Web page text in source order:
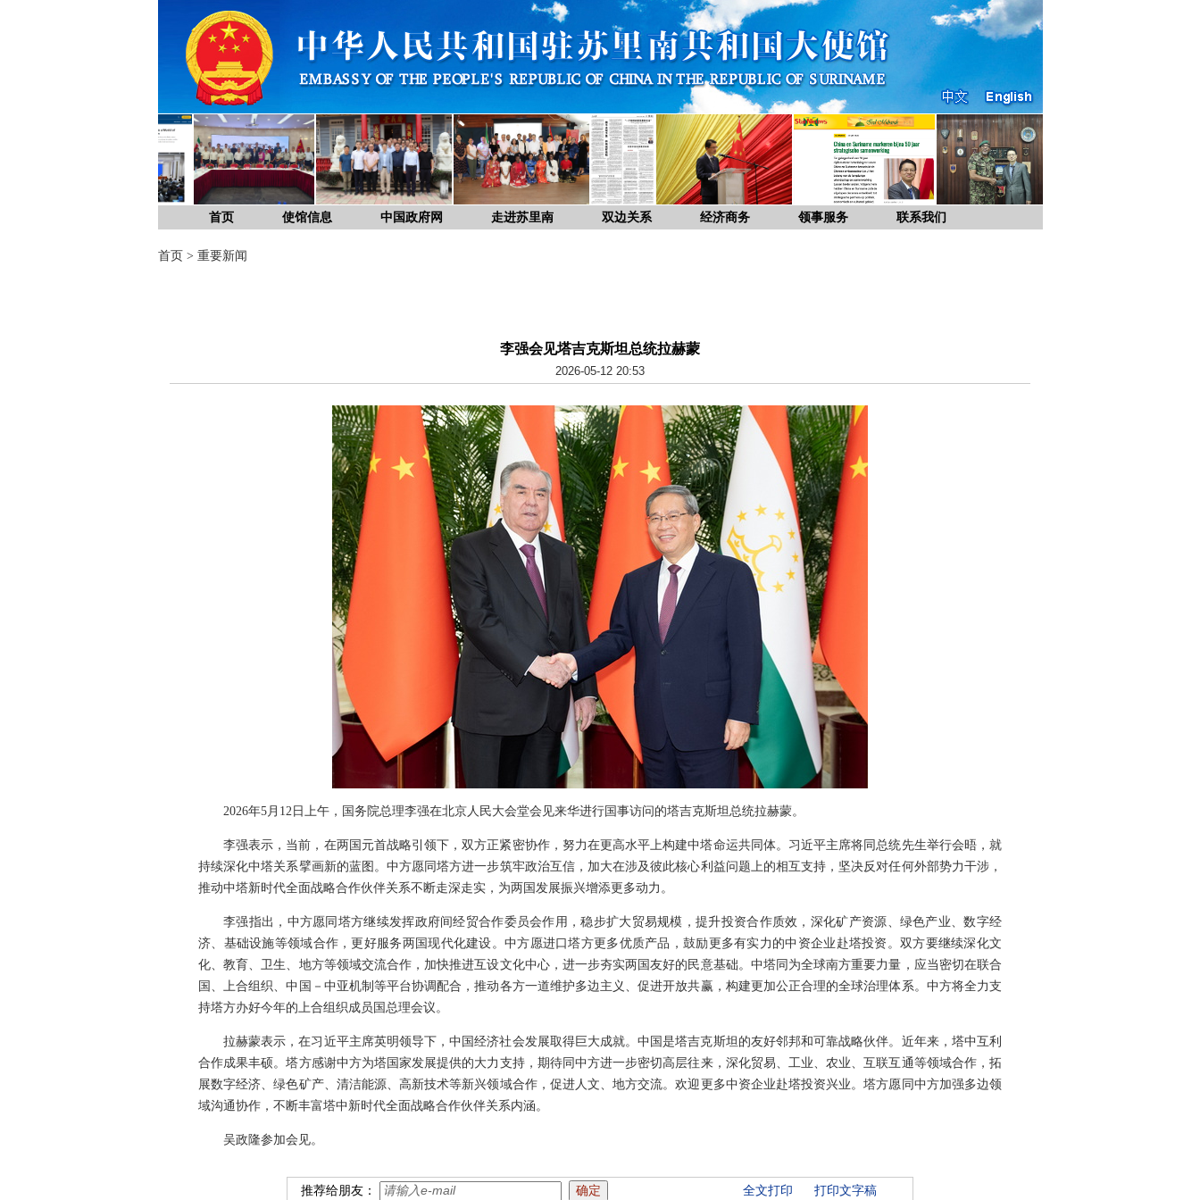
首页 使馆信息 中国政府网 走进苏里南 双边关系 经济商务 领事服务 联系我们
首页 > 重要新闻
李强会见塔吉克斯坦总统拉赫蒙
2026-05-12 20:53
2026年5月12日上午，国务院总理李强在北京人民大会堂会见来华进行国事访问的塔吉克斯坦总统拉赫蒙。
李强表示，当前，在两国元首战略引领下，双方正紧密协作，努力在更高水平上构建中塔命运共同体。习近平主席将同总统先生举行会晤，就
持续深化中塔关系擘画新的蓝图。中方愿同塔方进一步筑牢政治互信，加大在涉及彼此核心利益问题上的相互支持，坚决反对任何外部势力干涉，
推动中塔新时代全面战略合作伙伴关系不断走深走实，为两国发展振兴增添更多动力。
李强指出，中方愿同塔方继续发挥政府间经贸合作委员会作用，稳步扩大贸易规模，提升投资合作质效，深化矿产资源、绿色产业、数字经
济、基础设施等领域合作，更好服务两国现代化建设。中方愿进口塔方更多优质产品，鼓励更多有实力的中资企业赴塔投资。双方要继续深化文
化、教育、卫生、地方等领域交流合作，加快推进互设文化中心，进一步夯实两国友好的民意基础。中塔同为全球南方重要力量，应当密切在联合
国、上合组织、中国－中亚机制等平台协调配合，推动各方一道维护多边主义、促进开放共赢，构建更加公正合理的全球治理体系。中方将全力支
持塔方办好今年的上合组织成员国总理会议。
拉赫蒙表示，在习近平主席英明领导下，中国经济社会发展取得巨大成就。中国是塔吉克斯坦的友好邻邦和可靠战略伙伴。近年来，塔中互利
合作成果丰硕。塔方感谢中方为塔国家发展提供的大力支持，期待同中方进一步密切高层往来，深化贸易、工业、农业、互联互通等领域合作，拓
展数字经济、绿色矿产、清洁能源、高新技术等新兴领域合作，促进人文、地方交流。欢迎更多中资企业赴塔投资兴业。塔方愿同中方加强多边领
域沟通协作，不断丰富塔中新时代全面战略合作伙伴关系内涵。
吴政隆参加会见。
推荐给朋友： 全文打印 打印文字稿